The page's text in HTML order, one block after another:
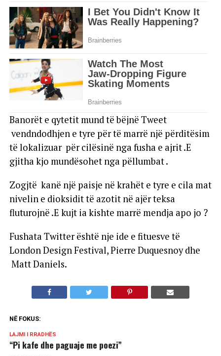
Banorët e qytetit mund të bëjnë Tweet
vendndodhjen e tyre për të marrë një përditësim
të lokalizuar për cilësinë nga fusha e ajrit .E
gjitha kjo mundësohet nga pëllumbat .
Zogjtë kanë një paisje në krahët e tyre e cila mat
nivelin e dioksidit të azotit në ajër teksa
fluturojnë .E kujt ia kishte marrë mendja apo jo ?
Fushata Twitter është nje ide e fituesve të
London Design Festival, Pierre Duquesnoy dhe
Matt Daniels.
NË FOKUS:
LAJMI I RRADHËS
“Pi kafe dhe paguaje me poezi”